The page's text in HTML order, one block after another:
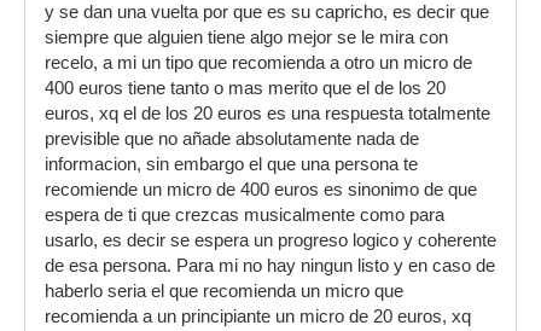
y se dan una vuelta por que es su capricho, es decir que
siempre que alguien tiene algo mejor se le mira con
recelo, a mi un tipo que recomienda a otro un micro de
400 euros tiene tanto o mas merito que el de los 20
euros, xq el de los 20 euros es una respuesta totalmente
previsible que no añade absolutamente nada de
informacion, sin embargo el que una persona te
recomiende un micro de 400 euros es sinonimo de que
espera de ti que crezcas musicalmente como para
usarlo, es decir se espera un progreso logico y coherente
de esa persona. Para mi no hay ningun listo y en caso de
haberlo seria el que recomienda un micro que
recomienda a un principiante un micro de 20 euros, xq